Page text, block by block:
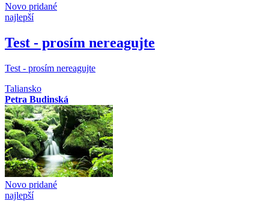
Novo pridané
najlepší
Test - prosím nereagujte
Test - prosím nereagujte
Taliansko
Petra Budinská
Novo pridané
najlepší